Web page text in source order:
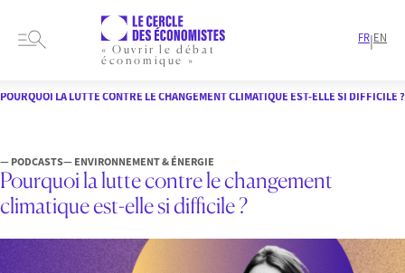
« Ouvrir le débat
économique »
FR|EN
POURQUOI LA LUTTE CONTRE LE CHANGEMENT CLIMATIQUE EST-ELLE SI DIFFICILE ?
— PODCASTS— ENVIRONNEMENT & ÉNERGIE
Pourquoi la lutte contre le changement
climatique est-elle si difficile ?